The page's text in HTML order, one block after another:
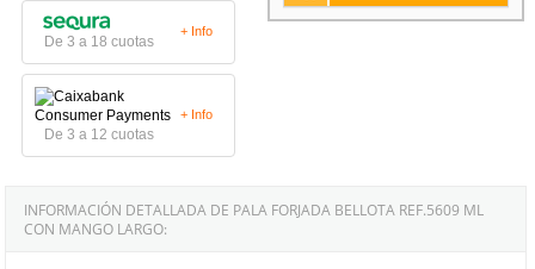
De 3 a 18 cuotas
+ Info
De 3 a 12 cuotas
+ Info
INFORMACIÓN DETALLADA DE PALA FORJADA BELLOTA REF.5609 ML
CON MANGO LARGO: